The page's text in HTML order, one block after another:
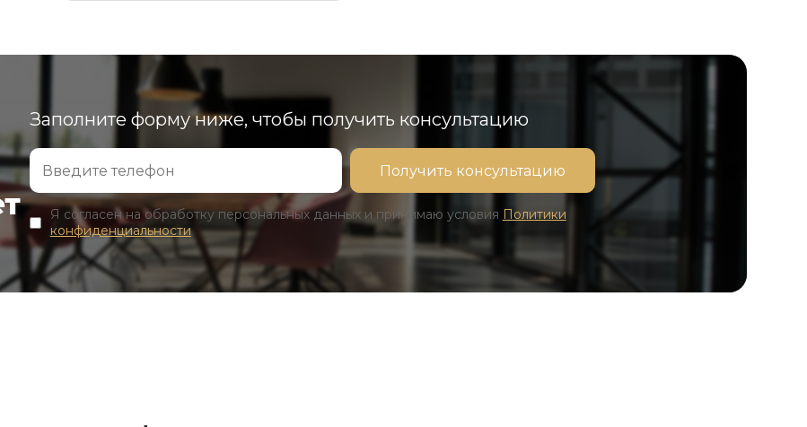
Заполните форму ниже, чтобы получить консультацию
Я согласен на обработку персональных данных и принимаю условия Политики
конфиденциальности